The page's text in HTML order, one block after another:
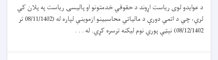
د عوایدو لوی ریاست اړوند د حقوقي خدمتونو او پالیسۍ ریاست په پلان کي
لري، چي د اتمي دورې د مالیاتي محاسبینو ازمویني لپاره له (08/11/1402 تر
08/12/1402) نېټې پوري نوم لیکنه ترسره کړي. له . . .